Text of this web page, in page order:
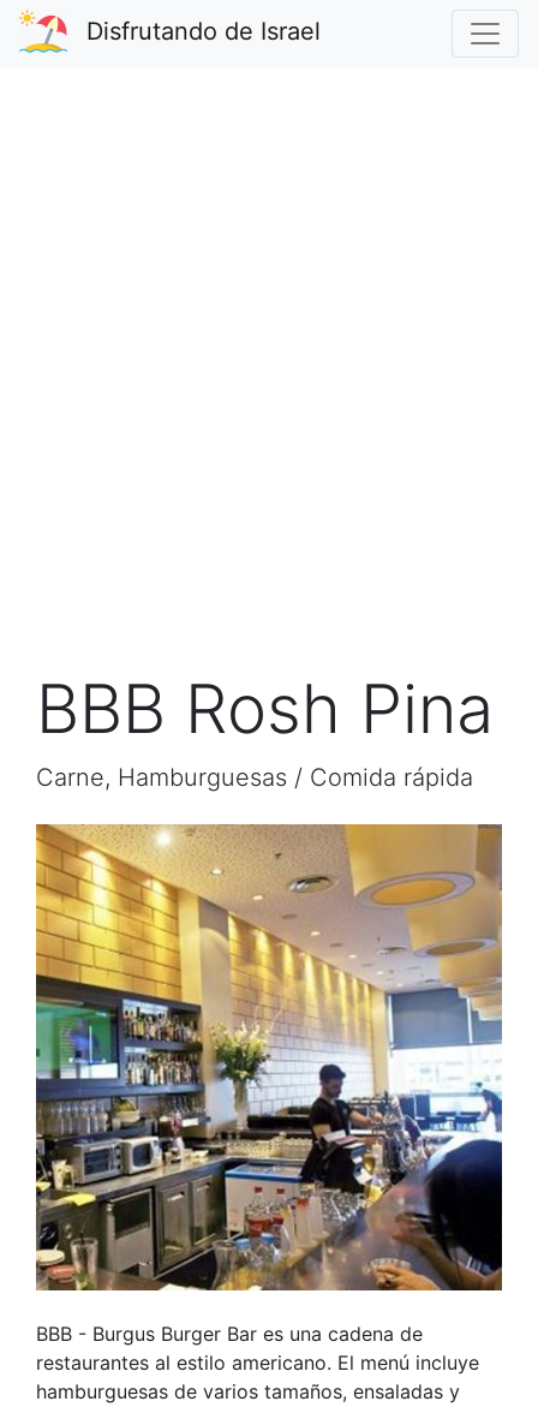
Disfrutando de Israel
BBB Rosh Pina
Carne, Hamburguesas / Comida rápida
BBB - Burgus Burger Bar es una cadena de
restaurantes al estilo americano. El menú incluye
hamburguesas de varios tamaños, ensaladas y